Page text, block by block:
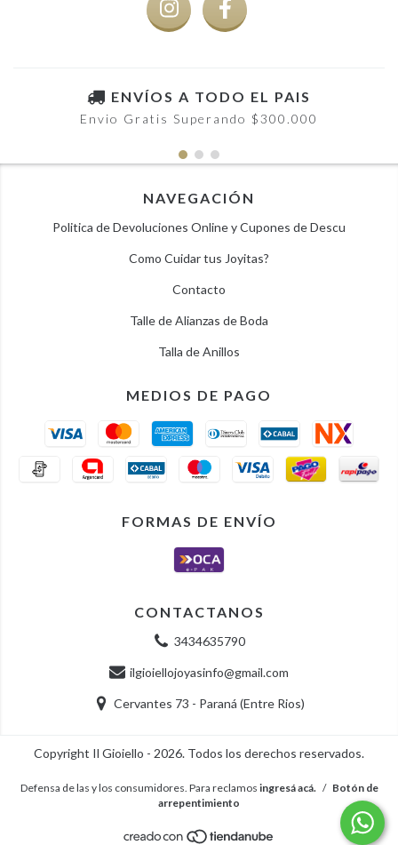
ENVÍOS A TODO EL PAIS
Envio Gratis Superando $300.000
NAVEGACIÓN
Politica de Devoluciones Online y Cupones de Descu
Como Cuidar tus Joyitas?
Contacto
Talle de Alianzas de Boda
Talla de Anillos
MEDIOS DE PAGO
FORMAS DE ENVÍO
CONTACTANOS
3434635790
ilgioiellojoyasinfo@gmail.com
Cervantes 73 - Paraná (Entre Rios)
Copyright Il Gioiello - 2026. Todos los derechos reservados.
Defensa de las y los consumidores. Para reclamos ingresá acá. / Botón de
arrepentimiento